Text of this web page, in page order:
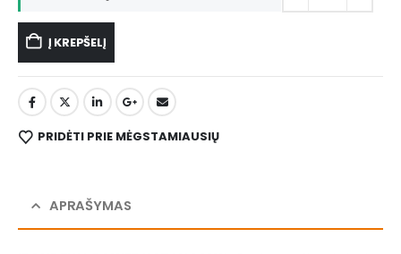
Į KREPŠELĮ
PRIDĖTI PRIE MĖGSTAMIAUSIŲ
APRAŠYMAS